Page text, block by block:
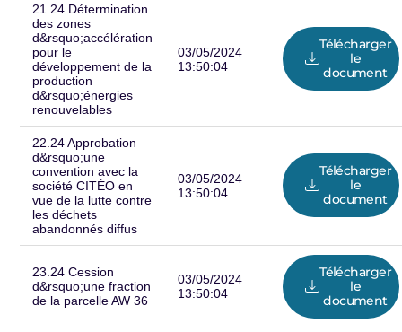
21.24 Détermination
des zones
d&rsquo;accélération
pour le
développement de la
production
d&rsquo;énergies
renouvelables
03/05/2024
13:50:04
Télécharger
le
document
22.24 Approbation
d&rsquo;une
convention avec la
société CITÉO en
vue de la lutte contre
les déchets
abandonnés diffus
03/05/2024
13:50:04
Télécharger
le
document
23.24 Cession
d&rsquo;une fraction
de la parcelle AW 36
03/05/2024
13:50:04
Télécharger
le
document